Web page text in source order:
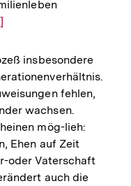
insbesondere
fehlen,
wachsen.
mög-lieh:
Ehen auf Zeit
oder Vaterschaft
auch die